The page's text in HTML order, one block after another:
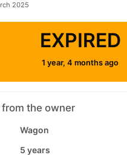
2025
EXPIRED
1 year, 4 months ago
the owner
Wagon
5 years